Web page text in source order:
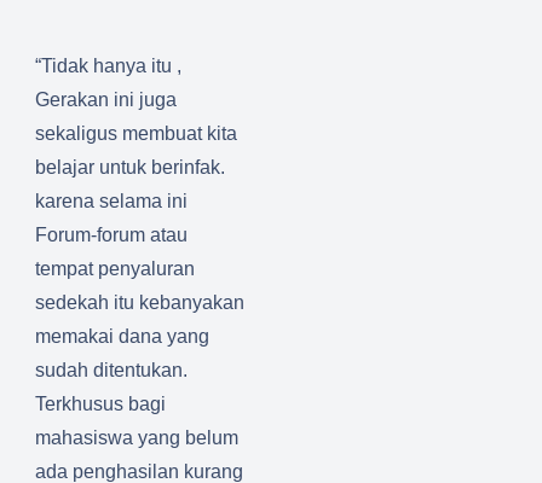
“Tidak hanya itu ,
Gerakan ini juga
sekaligus membuat kita
belajar untuk berinfak.
karena selama ini
Forum-forum atau
tempat penyaluran
sedekah itu kebanyakan
memakai dana yang
sudah ditentukan.
Terkhusus bagi
mahasiswa yang belum
ada penghasilan kurang